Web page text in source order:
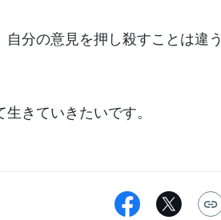
分の意見を押し殺すことは違う
きていきたいです。